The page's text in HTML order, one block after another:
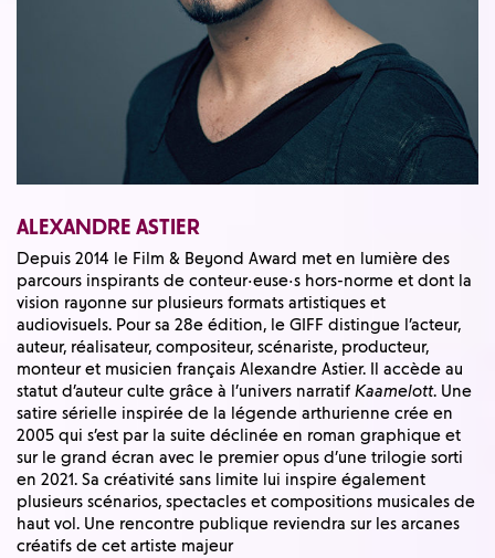
ALEXANDRE ASTIER
Depuis 2014 le Film & Beyond Award met en lumière des
parcours inspirants de conteur·euse·s hors-norme et dont la
vision rayonne sur plusieurs formats artistiques et
audiovisuels. Pour sa 28e édition, le GIFF distingue l’acteur,
auteur, réalisateur, compositeur, scénariste, producteur,
monteur et musicien français Alexandre Astier. Il accède au
statut d’auteur culte grâce à l’univers narratif Kaamelott. Une
satire sérielle inspirée de la légende arthurienne crée en
2005 qui s’est par la suite déclinée en roman graphique et
sur le grand écran avec le premier opus d’une trilogie sorti
en 2021. Sa créativité sans limite lui inspire également
plusieurs scénarios, spectacles et compositions musicales de
haut vol. Une rencontre publique reviendra sur les arcanes
créatifs de cet artiste majeur